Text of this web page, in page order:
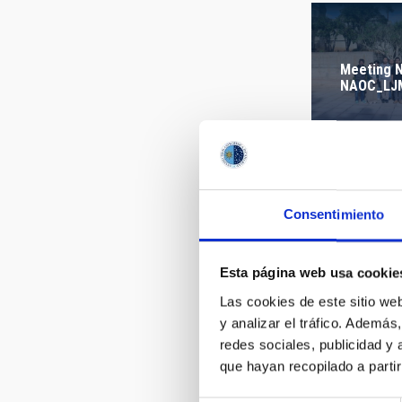
Consentimiento
Esta página web usa
Las cookies de este sitio
y analizar el tráfico.
redes sociales, publicidad y
que hayan recopilado a
Meeting
fig03.jpg